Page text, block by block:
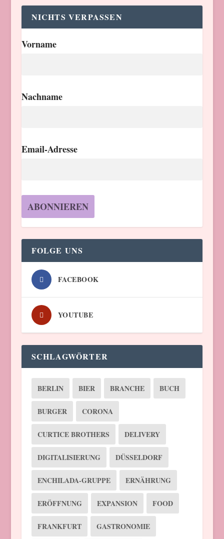
NICHTS VERPASSEN
Vorname
Nachname
Email-Adresse
FOLGE UNS
FACEBOOK
YOUTUBE
SCHLAGWÖRTER
BERLIN BIER BRANCHE BUCH
BURGER CORONA
CURTICE BROTHERS DELIVERY
DIGITALISIERUNG DÜSSELDORF
ENCHILADA-GRUPPE ERNÄHRUNG
ERÖFFNUNG EXPANSION FOOD
FRANKFURT GASTRONOMIE